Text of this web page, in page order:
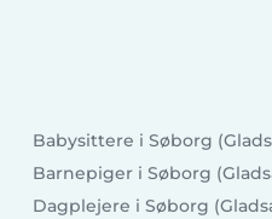
Babysittere i Søborg
Barnepiger i Søborg
Dagplejere i Søborg